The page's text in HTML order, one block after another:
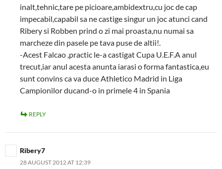
inalt,tehnic,tare pe picioare,ambidextru,cu joc de cap
impecabil,capabil sa ne castige singur un joc atunci cand
Ribery si Robben prind o zi mai proasta,nu numai sa
marcheze din pasele pe tava puse de altii!.
-Acest Falcao ,practic le-a castigat Cupa U.E.F.A anul
trecut,iar anul acesta anunta iarasi o forma fantastica,eu
sunt convins ca va duce Athletico Madrid in Liga
Campionilor ducand-o in primele 4 in Spania
REPLY
Ribery7
28 AUGUST 2012 AT 12:39